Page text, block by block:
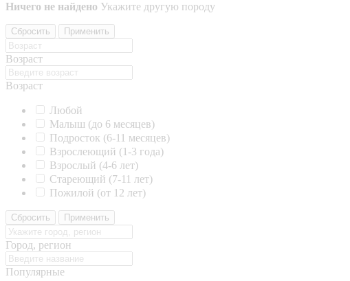
Ничего не найдено Укажите другую породу
Сбросить Применить
Возраст
Возраст
Любой
Малыш (до 6 месяцев)
Подросток (6-11 месяцев)
Взрослеющий (1-3 года)
Взрослый (4-6 лет)
Стареющий (7-11 лет)
Пожилой (от 12 лет)
Сбросить Применить
Город, регион
Популярные